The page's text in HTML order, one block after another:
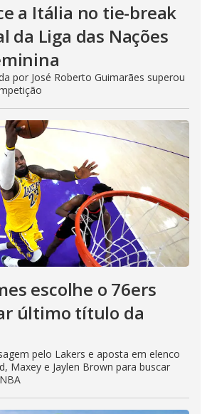
a Itália no tie-break
da Liga das Nações
por José Roberto Guimarães superou
escolhe o 76ers
último título da
pelo Lakers e aposta em elenco
Maxey e Jaylen Brown para buscar